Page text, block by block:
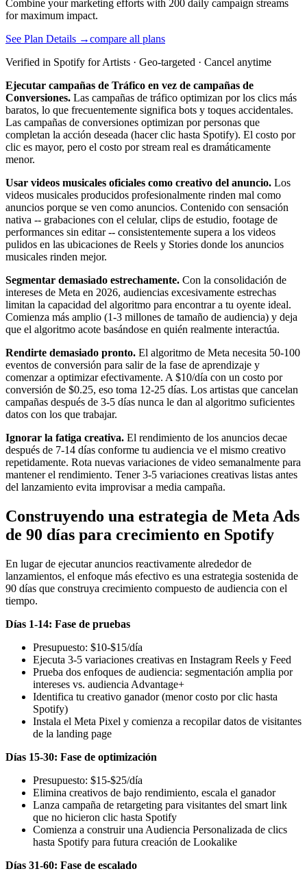
Combine your marketing efforts with 200 daily campaign streams
for maximum impact.
See Plan Details →compare all plans
Verified in Spotify for Artists · Geo-targeted · Cancel anytime
Ejecutar campañas de Tráfico en vez de campañas de
Conversiones. Las campañas de tráfico optimizan por los clics más
baratos, lo que frecuentemente significa bots y toques accidentales.
Las campañas de conversiones optimizan por personas que
completan la acción deseada (hacer clic hasta Spotify). El costo por
clic es mayor, pero el costo por stream real es dramáticamente
menor.
Usar videos musicales oficiales como creativo del anuncio. Los
videos musicales producidos profesionalmente rinden mal como
anuncios porque se ven como anuncios. Contenido con sensación
nativa -- grabaciones con el celular, clips de estudio, footage de
performances sin editar -- consistentemente supera a los videos
pulidos en las ubicaciones de Reels y Stories donde los anuncios
musicales rinden mejor.
Segmentar demasiado estrechamente. Con la consolidación de
intereses de Meta en 2026, audiencias excesivamente estrechas
limitan la capacidad del algoritmo para encontrar a tu oyente ideal.
Comienza más amplio (1-3 millones de tamaño de audiencia) y deja
que el algoritmo acote basándose en quién realmente interactúa.
Rendirte demasiado pronto. El algoritmo de Meta necesita 50-100
eventos de conversión para salir de la fase de aprendizaje y
comenzar a optimizar efectivamente. A $10/día con un costo por
conversión de $0.25, eso toma 12-25 días. Los artistas que cancelan
campañas después de 3-5 días nunca le dan al algoritmo suficientes
datos con los que trabajar.
Ignorar la fatiga creativa. El rendimiento de los anuncios decae
después de 7-14 días conforme tu audiencia ve el mismo creativo
repetidamente. Rota nuevas variaciones de video semanalmente para
mantener el rendimiento. Tener 3-5 variaciones creativas listas antes
del lanzamiento evita improvisar a media campaña.
Construyendo una estrategia de Meta Ads
de 90 días para crecimiento en Spotify
En lugar de ejecutar anuncios reactivamente alrededor de
lanzamientos, el enfoque más efectivo es una estrategia sostenida de
90 días que construya crecimiento compuesto de audiencia con el
tiempo.
Días 1-14: Fase de pruebas
Presupuesto: $10-$15/día
Ejecuta 3-5 variaciones creativas en Instagram Reels y Feed
Prueba dos enfoques de audiencia: segmentación amplia por
intereses vs. audiencia Advantage+
Identifica tu creativo ganador (menor costo por clic hasta
Spotify)
Instala el Meta Pixel y comienza a recopilar datos de visitantes
de la landing page
Días 15-30: Fase de optimización
Presupuesto: $15-$25/día
Elimina creativos de bajo rendimiento, escala el ganador
Lanza campaña de retargeting para visitantes del smart link
que no hicieron clic hasta Spotify
Comienza a construir una Audiencia Personalizada de clics
hasta Spotify para futura creación de Lookalike
Días 31-60: Fase de escalado